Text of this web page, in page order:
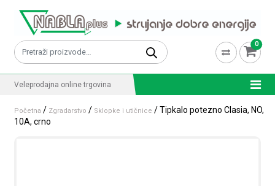
Pretraži: 0
Veleprodajna online trgovina
Početna / Zgradarstvo / Sklopke i utičnice / Tipkalo potezno Clasia, NO,
10A, crno